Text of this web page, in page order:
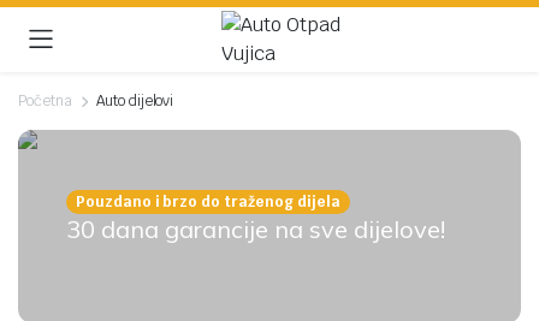
Početna Auto dijelovi
Pouzdano i brzo do traženog dijela
30 dana garancije na sve dijelove!